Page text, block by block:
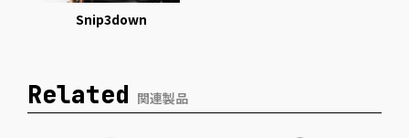
Snip3down
Related 関連製品